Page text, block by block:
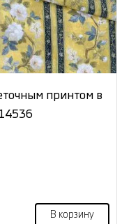
принтом в
В корзину